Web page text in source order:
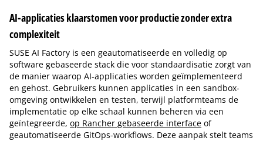
AI-applicaties klaarstomen voor productie zonder extra
complexiteit
SUSE AI Factory is een geautomatiseerde en volledig op
software gebaseerde stack die voor standaardisatie zorgt van
de manier waarop AI-applicaties worden geïmplementeerd
en gehost. Gebruikers kunnen applicaties in een sandbox-
omgeving ontwikkelen en testen, terwijl platformteams de
implementatie op elke schaal kunnen beheren via een
geïntegreerde, op Rancher gebaseerde interface of
geautomatiseerde GitOps-workflows. Deze aanpak stelt teams